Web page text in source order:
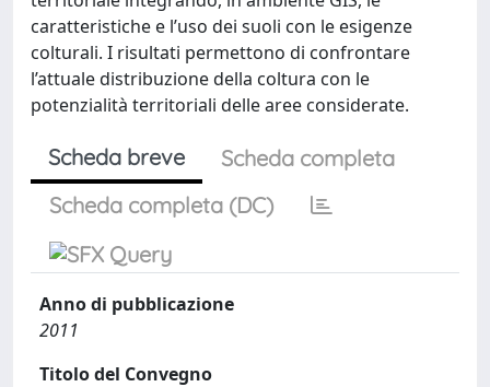
caratteristiche e l’uso dei suoli con le esigenze
colturali. I risultati permettono di confrontare
l’attuale distribuzione della coltura con le
potenzialità territoriali delle aree considerate.
Scheda breve
Scheda completa
Scheda completa (DC)
Anno di pubblicazione
2011
Titolo del Convegno